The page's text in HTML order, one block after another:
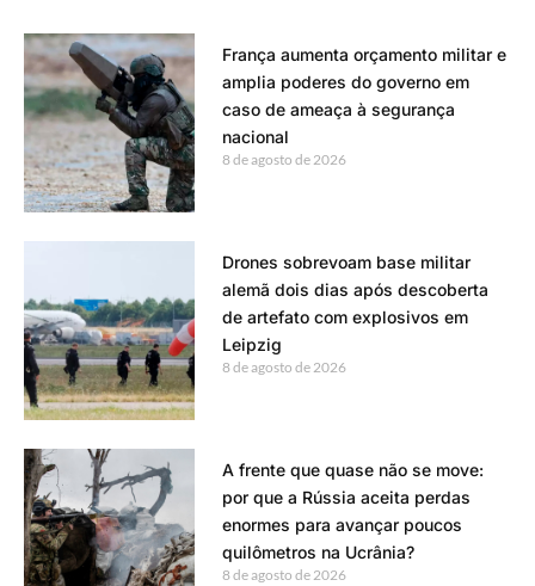
França aumenta orçamento militar e
amplia poderes do governo em
caso de ameaça à segurança
nacional
8 de agosto de 2026
Drones sobrevoam base militar
alemã dois dias após descoberta
de artefato com explosivos em
Leipzig
8 de agosto de 2026
A frente que quase não se move:
por que a Rússia aceita perdas
enormes para avançar poucos
quilômetros na Ucrânia?
8 de agosto de 2026